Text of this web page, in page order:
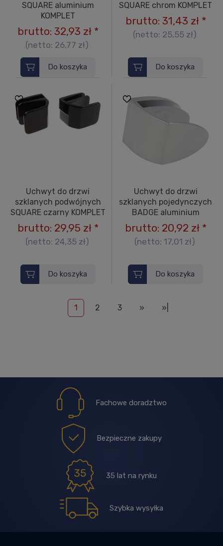
SQUARE aluminium
KOMPLET
brutto: 32,93 zł*
(netto: 26,77 zł)
Do koszyka
SQUARE chrom KOMPLET
brutto: 31,43 zł*
(netto: 25,55 zł)
Do koszyka
Uchwyt do drzwi
szklanych podwójnych
SQUARE czarny KOMPLET
brutto: 29,95 zł*
(netto: 24,35 zł)
Do koszyka
Uchwyt do drzwi
szklanych pojedynczych
BADGE aluminium
brutto: 20,92 zł*
(netto: 17,01 zł)
Do koszyka
1 2 3 » »|
Fachowe doradztwo
Bezpieczne zakupy
35 lat na rynku
Szybka wysyłka